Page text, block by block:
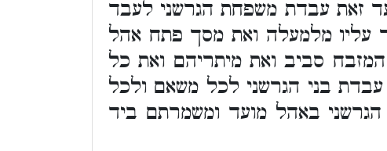
זאת עבדת משפחת הגרשני לעבד
עליו מלמעלה ואת מסך פתח אהל
סביב ואת מיתריהם ואת כל
בני הגרשני לכל משאם ולכל
באהל מועד ומשמרתם ביד